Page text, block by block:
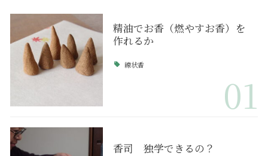
精油でお香（燃やすお香）を
作れるか
線状香
01
香司 独学できるの？